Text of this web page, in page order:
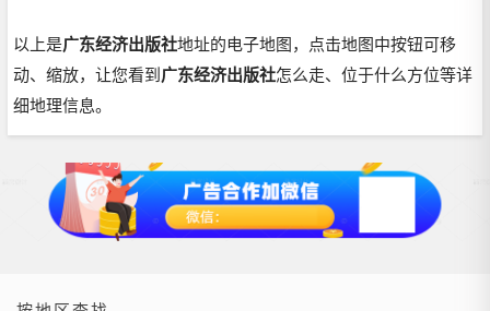
以上是广东经济出版社地址的电子地图，点击地图中按钮可移
动、缩放，让您看到广东经济出版社怎么走、位于什么方位等详
细地理信息。